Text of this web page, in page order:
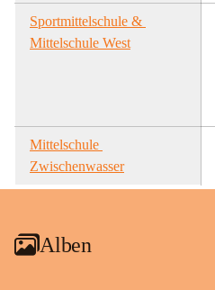
Sportmittelschule &
Mittelschule West
Mittelschule
Zwischenwasser
Alben